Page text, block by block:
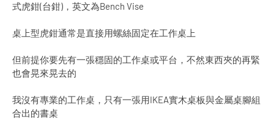
式虎鉗(台鉗)，英文為Bench Vise
桌上型虎鉗通常是直接用螺絲固定在工作桌上
但前提你要先有一張穩固的工作桌或平台，不然東西夾的再緊
也會晃來晃去的
我沒有專業的工作桌，只有一張用IKEA實木桌板與金屬桌腳組
合出的書桌